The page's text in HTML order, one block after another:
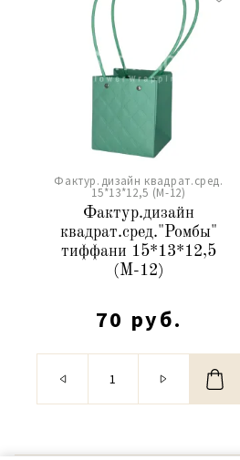
Фактур.дизайн квадрат.сред.
15*13*12,5 (М-12)
Фактур.дизайн
квадрат.сред."Ромбы"
тиффани 15*13*12,5
(М-12)
70 руб.